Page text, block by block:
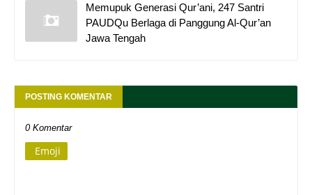
Memupuk Generasi Qur’ani, 247 Santri
PAUDQu Berlaga di Panggung Al-Qur’an
Jawa Tengah
POSTING KOMENTAR
0 Komentar
Emoji